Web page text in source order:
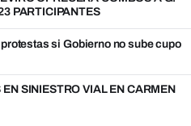
PARTICIPANTES
si Gobierno no sube cupo
SINIESTRO VIAL EN CARMEN